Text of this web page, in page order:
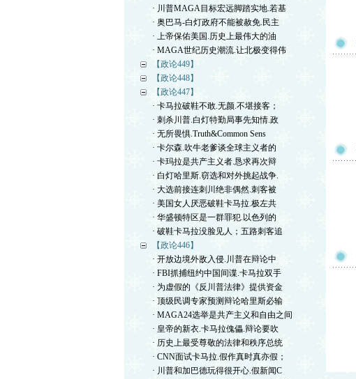
· 川普MAGA目标宏远脚踏实地.若基
· 奥巴马-白灯政府不能被赦免.民主
· 上帝保佑美国.历史上最伟大的油
· MAGA世纪历史潮流.让北极变得伟
【政论449】
【政论448】
【政论447】
· 卡马拉破鞋不敢.无颜.不堪接客；
· 刺杀川普.白灯特勤局事先知情.政
· 无所畏惧.Truth&Common Sens
· 卡尔森.吹牛老爹谈全球主义者的
· 卡玛拉是共产主义者.恳求再次辩
· 白灯哈里斯.窃选和对外挑起战争.
· 大选前接连刺川绝非偶然.刺客被
· 美国女人厌恶破鞋卡马拉.极左共
· 华盛顿特区是一群罪犯.以色列的
· 破鞋卡马拉没脸见人；五路刺客追
【政论446】
· 开放边境外敌入侵.川普在辩论中
· FBI抓捕纽约中国间谍.卡马拉双手
· 为虚假的《反川普法律》提供资金
· 顶级民调专家预测辩论哈里斯必输
· MAGA24选举是共产主义和自由之间
· 皇帝的新衣.卡马拉傀儡.辩论要吹
· 历史上最受尊敬的法律和秩序总统
· CNN面试卡马拉.假作真时真亦假；
· 川普和加巴德玩得很开心.假新闻C